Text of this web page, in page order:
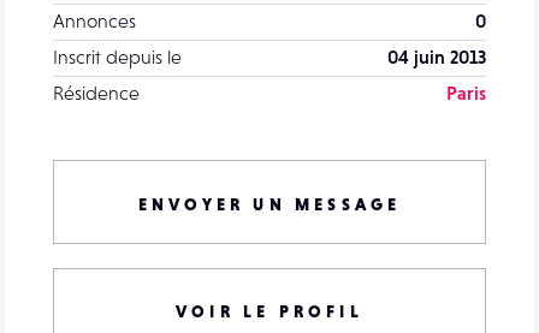
Annonces
0
Inscrit depuis le
04 juin 2013
Résidence
Paris
ENVOYER UN MESSAGE
VOIR LE PROFIL